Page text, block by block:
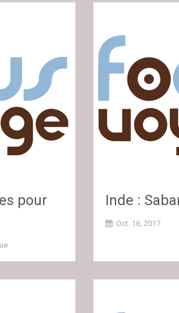
pour
Inde :
Oct. 16, 2017